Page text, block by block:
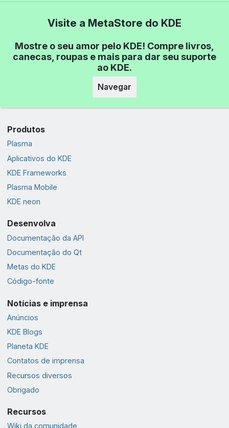
Visite a MetaStore do KDE
Mostre o seu amor pelo KDE! Compre livros,
canecas, roupas e mais para dar seu suporte
ao KDE.
Navegar
Produtos
Plasma
Aplicativos do KDE
KDE Frameworks
Plasma Mobile
KDE neon
Desenvolva
Documentação da API
Documentação do Qt
Metas do KDE
Código-fonte
Notícias e imprensa
Anúncios
KDE Blogs
Planeta KDE
Contatos de imprensa
Recursos diversos
Obrigado
Recursos
Wiki da comunidade